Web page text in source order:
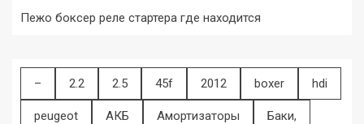
Пежо боксер реле стартера где находится
– 2.2 2.5 45f 2012 boxer hdi
peugeot АКБ Амортизаторы Баки,